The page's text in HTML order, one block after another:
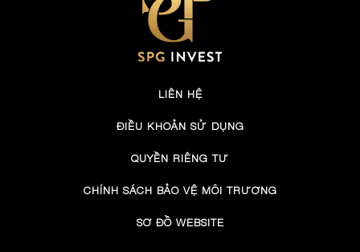
LIÊN HỆ
ĐIỀU KHOẢN SỬ DỤNG
QUYỀN RIÊNG TƯ
CHÍNH SÁCH BẢO VỆ MÔI TRƯỜNG
SƠ ĐỒ WEBSITE